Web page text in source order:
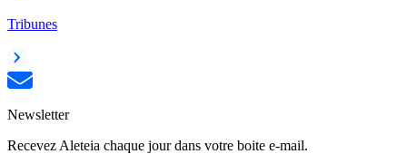
Tribunes
Newsletter
Recevez Aleteia chaque jour dans votre boite e-mail.